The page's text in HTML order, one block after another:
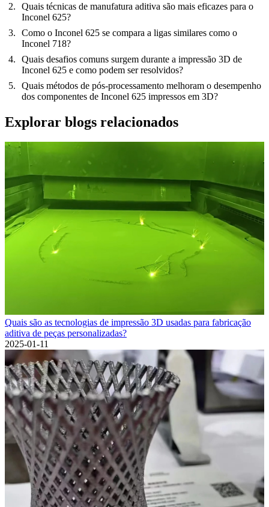
Quais técnicas de manufatura aditiva são mais eficazes para o
Inconel 625?
Como o Inconel 625 se compara a ligas similares como o
Inconel 718?
Quais desafios comuns surgem durante a impressão 3D de
Inconel 625 e como podem ser resolvidos?
Quais métodos de pós-processamento melhoram o desempenho
dos componentes de Inconel 625 impressos em 3D?
Explorar blogs relacionados
Quais são as tecnologias de impressão 3D usadas para fabricação
aditiva de peças personalizadas?
2025-01-11